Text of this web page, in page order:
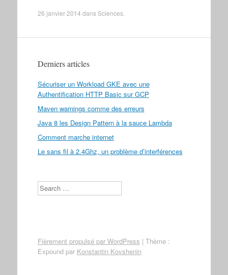
26 janvier 2014 dansSciences.
Derniers articles
Sécuriser un Workload GKE avec une
Authentification HTTP Basic sur GCP
Maven warnings comme des erreurs
Java 8 les Design Pattern à la sauce Lambda
Comment marche internet
Le sans fil à 2.4Ghz, un problème d’interférences
Search
Fièrement propulsé par WordPress | Thème :
Expound par Konstantin Kovshenin